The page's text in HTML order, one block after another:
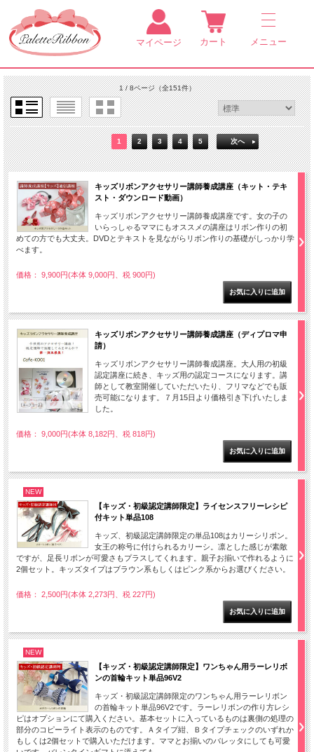
マイページ カート メニュー
1 / 8ページ（全151件）
1 2 3 4 5 次へ
キッズリボンアクセサリー講師養成講座（キット・テキ
スト・ダウンロード動画）
キッズリボンアクセサリー講師養成講座です。女の子の
いらっしゃるママにもオススメの講座はリボン作りの初
めての方でも大丈夫。DVDとテキストを見ながらリボン作りの基礎がしっかり学
べます。
価格： 9,900円(本体 9,000円、税 900円)
キッズリボンアクセサリー講師養成講座（ディプロマ申
請）
キッズリボンアクセサリー講師養成講座。大人用の初級
認定講座に続き、キッズ用の認定コースになります。講
師として教室開催していただいたり、フリマなどでも販
売可能になります。７月15日より価格引き下げいたしま
した。
価格： 9,000円(本体 8,182円、税 818円)
NEW
【キッズ・初級認定講師限定】ライセンスフリーレシピ
付キット単品108
キッズ、初級認定講師限定の単品108はカリーシリボン。
女王の称号に付けられるカリーシ。凛とした感じが素敵
ですが、足長リボンが可愛さもプラスしてくれます。親子お揃いで作れるように
2個セット。キッズタイプはブラウン系もしくはピンク系からお選びください。
価格： 2,500円(本体 2,273円、税 227円)
NEW
【キッズ・初級認定講師限定】ワンちゃん用ラーレリボ
ンの首輪キット単品96V2
キッズ・初級認定講師限定のワンちゃん用ラーレリボン
の首輪キット単品96V2です。ラーレリボンの作り方レシ
ピはオプションにて購入ください。基本セットに入っているものは裏側の処理の
部分のコピーライト表示のものです。Ａタイプ紺、Ｂタイプチェックのいずれか
もしくは2個セットで購入いただけます。ママとお揃いのバレッタにしても可愛